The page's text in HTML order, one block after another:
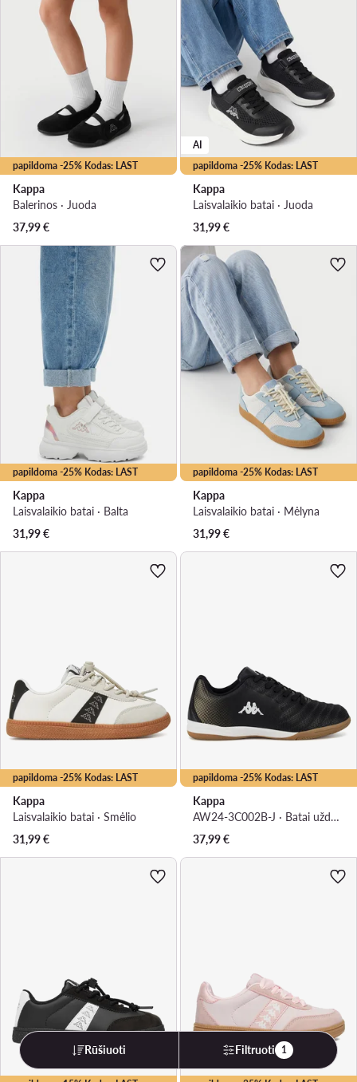
papildoma -25% Kodas: LAST
Kappa
Balerinos · Juoda
37,99€
papildoma -25% Kodas: LAST
AI
Kappa
Laisvalaikio batai · Juoda
31,99€
papildoma -25% Kodas: LAST
Kappa
Laisvalaikio batai · Balta
31,99€
papildoma -25% Kodas: LAST
Kappa
Laisvalaikio batai · Mėlyna
31,99€
papildoma -25% Kodas: LAST
Kappa
Laisvalaikio batai · Smėlio
31,99€
papildoma -25% Kodas: LAST
Kappa
AW24-3C002B-J · Batai uždaroms aikštelėms
37,99€
Rūšiuoti Filtruoti 1